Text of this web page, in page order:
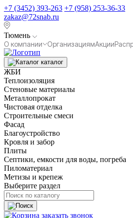
+7 (3452) 393-263 +7 (958) 253-36-33
zakaz@72snab.ru
Тюмень
О компании
ОрганизациямАкции
каталог
ЖБИ
Теплоизоляция
Стеновые материалы
Металлопрокат
Чистовая отделка
Строительные смеси
Фасад
Благоустройство
Кровля и забор
Плиты
Септики, емкости для воды, погреба
Пиломатериал
Метизы и крепеж
Выберите раздел
заказать звонок